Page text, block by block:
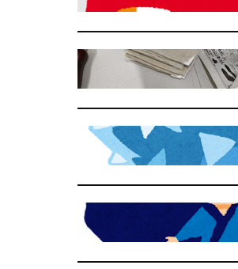
冷やすもの(泥シップ)
POLICE
PEACE & LOVE